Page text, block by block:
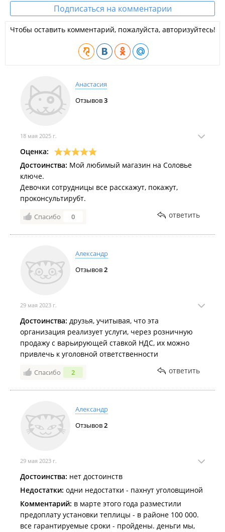
Подписаться на комментарии
Чтобы оставить комментарий, пожалуйста, авторизуйтесь!
Анастасия
Отзывов3
18 мая 2025 г.
Оценка:
Достоинства: Мой любимый магазин на Соловье
ключе.
Девочки сотрудницы все расскажут, покажут,
проконсультирубт.
Спасибо 0 ответить
Александр
Отзывов2
29 мая 2023 г.
Достоинства: друзья, учитывая, что эта
организация реализует услуги, через розничную
продажу с варьирующей ставкой НДС, их можно
привлечь к уголовной ответственности
Спасибо 2 ответить
Александр
Отзывов2
29 мая 2023 г.
Достоинства: нет достоинств
Недостатки: одни недостатки - пахнут уголовщиной
Комментарий: в марте этого года разместили
предоплату установки теплицы - в районе 100 000.
все гарантируемые сроки - пройдены. деньги мы,